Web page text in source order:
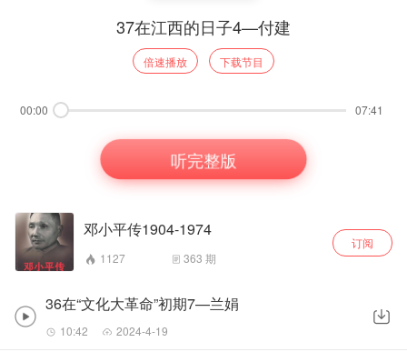
37在江西的日子4—付建
倍速播放 下载节目
00:00 07:41
听完整版
邓小平传1904-1974
1127 363 期
订阅
36在“文化大革命”初期7—兰娟
10:42 2024-4-19